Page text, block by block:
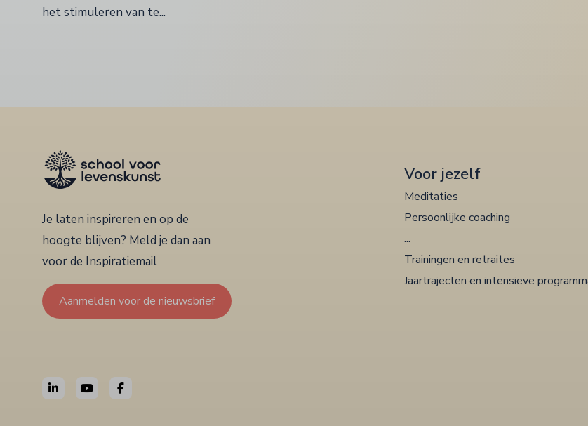
het stimuleren van te...
Je laten inspireren en op de
hoogte blijven? Meld je dan aan
voor de Inspiratiemail
Aanmelden voor de nieuwsbrief
Voor jezelf
Meditaties
Persoonlijke coaching
...
Trainingen en retraites
Jaartrajecten en intensieve